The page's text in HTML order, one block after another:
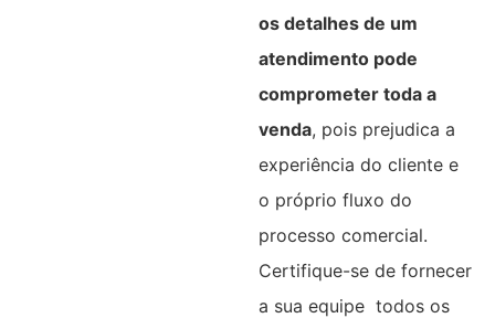
os detalhes de um
atendimento pode
comprometer toda a
venda, pois prejudica a
experiência do cliente e
o próprio fluxo do
processo comercial.
Certifique-se de fornecer
a sua equipe todos os